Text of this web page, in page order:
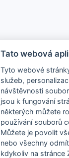
Tato webová
Tyto webové
služeb,
návštěvnosti
jsou k fungování
některých můžete
používání souborů
Můžete je povolit
nebo všechny
kdykoliv na stránce